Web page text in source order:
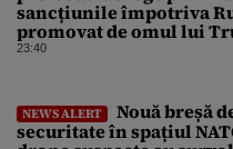
sancțiunile împotriva
promovat de omul lui
23:40
NEWS ALERT
Nouă breșă
securitate în spațiul